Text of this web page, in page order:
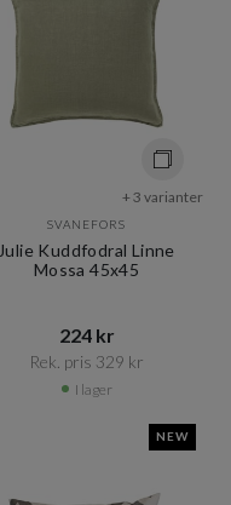
+ 3 varianter
SVANEFORS
Julie Kuddfodral Linne
Mossa 45x45
224 kr​​
Rek. pris 329 kr​​
I lager
NEW